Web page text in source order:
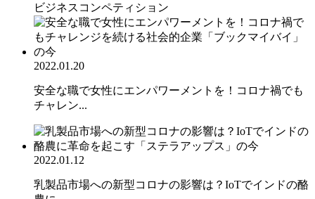
ビジネスコンペティション
2022.01.20
安全な職で女性にエンパワーメントを！コロナ禍でも
チャレン...
2022.01.12
乳製品市場への新型コロナの影響は？IoTでインドの酪